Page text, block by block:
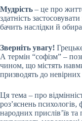
Мудрість – це про
здатність
бачить наслідки й
Зверніть увагу!
А термін “софізм” –
чином, що містять
призводять до
Ця тема – про
роз’яснень
народних прислів’їв